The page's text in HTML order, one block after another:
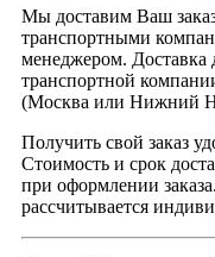
Мы доставим Ваш
транспортными
менеджером. Доставка
транспортной
(Москва или Нижний
Получить свой заказ
Стоимость и срок
при оформлении
рассчитывается